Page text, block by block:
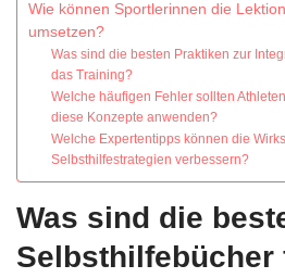
Wie können Sportlerinnen die
umsetzen?
Was sind die besten Praktiken zur
das Training?
Welche häufigen Fehler sollten
diese Konzepte anwenden?
Welche Expertentipps können die
Selbsthilfestrategien verbessern?
Was sind die
Selbsthilfebücher